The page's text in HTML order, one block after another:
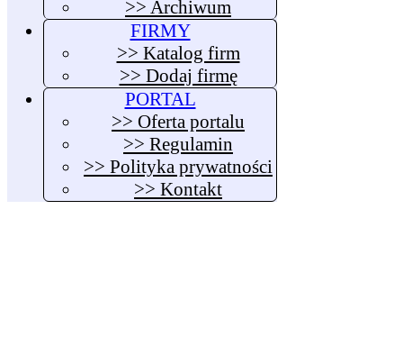
>> Archiwum
FIRMY
>> Katalog firm
>> Dodaj firmę
PORTAL
>> Oferta portalu
>> Regulamin
>> Polityka prywatności
>> Kontakt